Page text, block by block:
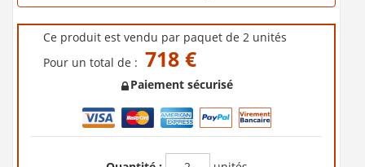
Ce produit est vendu par paquet de 2 unités
Pour un total de : 718 €
Paiement sécurisé